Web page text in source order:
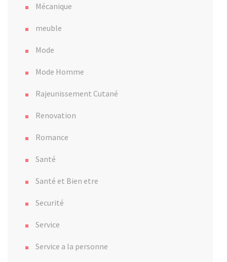
Mécanique
meuble
Mode
Mode Homme
Rajeunissement Cutané
Renovation
Romance
Santé
Santé et Bien etre
Securité
Service
Service a la personne